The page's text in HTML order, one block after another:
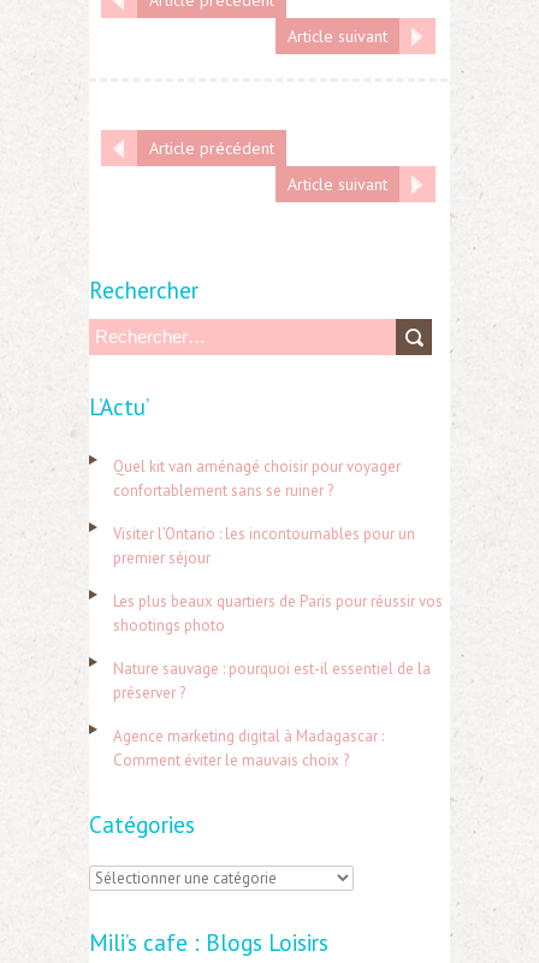
Article suivant
Article précédent
Article suivant
Rechercher
h
r
:
L’Actu’
Quel kit van aménagé choisir pour voyager
confortablement sans se ruiner ?
Visiter l’Ontario : les incontournables pour un
premier séjour
Les plus beaux quartiers de Paris pour réussir vos
shootings photo
Nature sauvage : pourquoi est-il essentiel de la
préserver ?
Agence marketing digital à Madagascar :
Comment éviter le mauvais choix ?
Catégories
C
tMili’s cafe : Blogs Loisirs